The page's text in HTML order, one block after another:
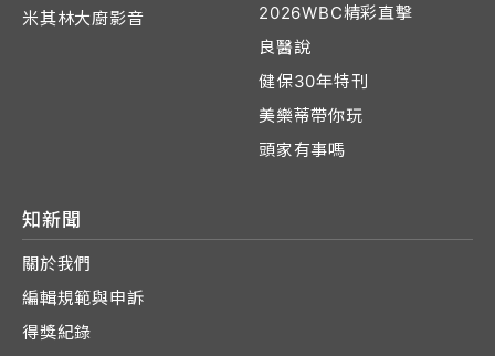
米其林大廚影音
2026WBC精彩直擊
良醫說
健保30年特刊
美樂蒂帶你玩
頭家有事嗎
知新聞
關於我們
編輯規範與申訴
得獎紀錄